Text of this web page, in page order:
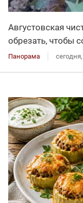
Августовская
обрезать, чтобы
Панорама